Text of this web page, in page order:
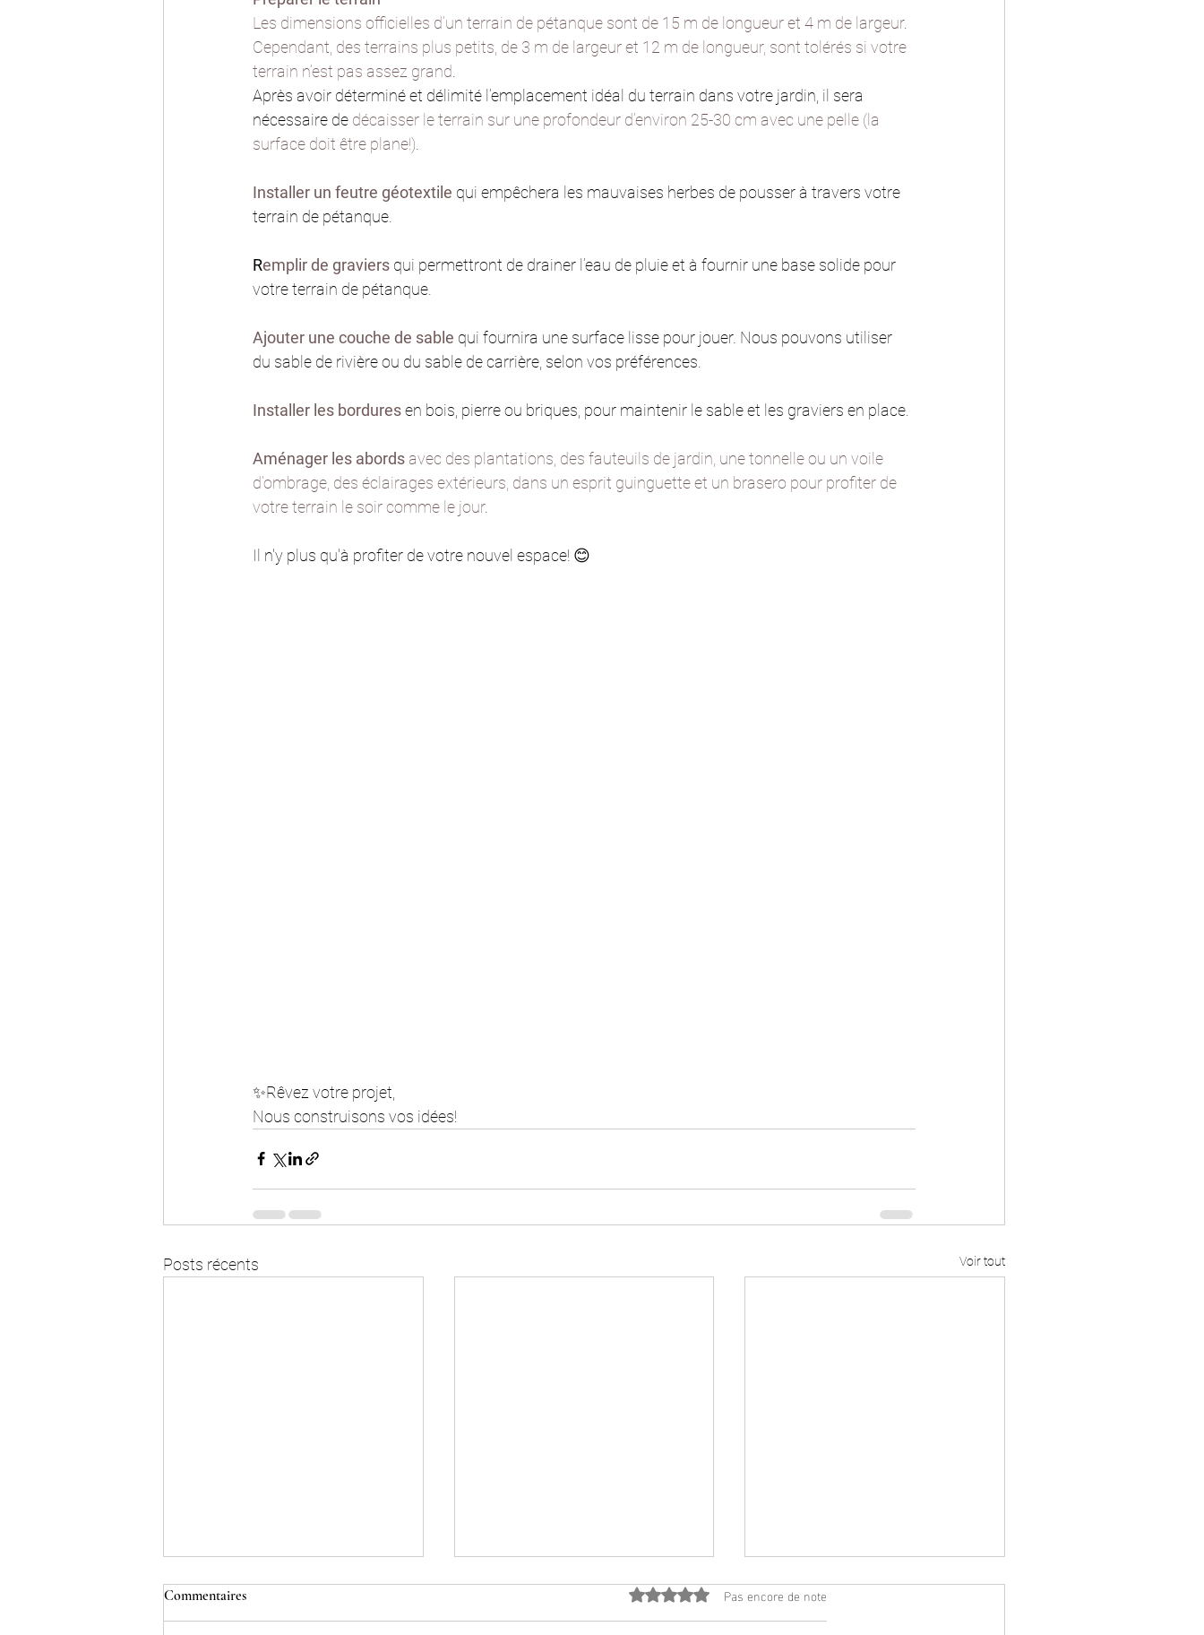
Les dimensions officielles d’un terrain de pétanque sont de 15 m de longueur et 4 m de largeur.
Cependant, des terrains plus petits, de 3 m de largeur et 12 m de longueur, sont tolérés si votre
terrain n’est pas assez grand
Après avoir déterminé et délimité l’emplacement idéal du terrain dans votre jardin, il sera
nécessaire de décaisser le terrain sur une profondeur d’environ 25-30 cm avec une pelle (la
surface doit être plane!)
Installer un feutre géotextile qui empêchera les mauvaises herbes de pousser à travers votre
terrain de pétanque.
Remplir de graviers qui permettront de drainer l’eau de pluie et à fournir une base solide pour
votre terrain de pétanque.
Ajouter une couche de sable qui fournira une surface lisse pour jouer. Nous pouvons utiliser
du sable de rivière ou du sable de carrière, selon vos préférences.
Installer les bordures en bois, pierre ou briques, pour maintenir le sable et les graviers en place.
Aménager les abords avec des plantations, des fauteuils de jardin, une tonnelle ou un voile
d’ombrage, des éclairages extérieurs, dans un esprit guinguette et un brasero pour profiter de
votre terrain le soir comme le jour.
Il n'y plus qu'à profiter de votre nouvel espace! 😊
✨Rêvez votre projet,
Nous construisons vos idées!
Posts récents Voir tout
Commentaires Noté 0 étoile sur 5.Pas encore de note